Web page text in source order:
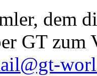
dem
GT zum